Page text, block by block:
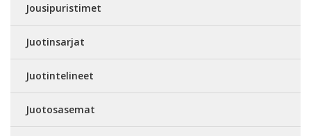
Jousipuristimet
Juotinsarjat
Juotintelineet
Juotosasemat